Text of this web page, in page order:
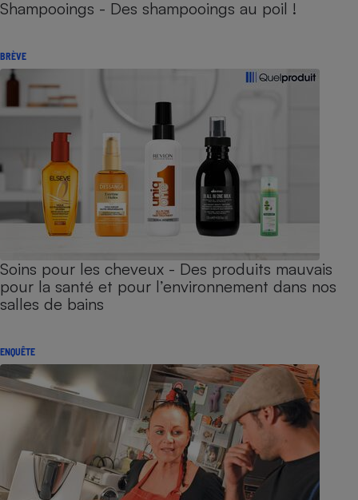
Shampooings - Des shampooings au poil !
BRÈVE
Soins pour les cheveux - Des produits mauvais
pour la santé et pour l’environnement dans nos
salles de bains
ENQUÊTE